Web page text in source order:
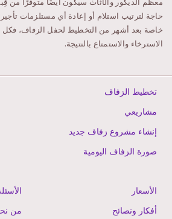
معظم الديكور والأثاث سيكون أيضًا متوفرًا من
حاجة لترتيب استلام أو إعادة أي مستلزمات
خاصة بعد أشهر من التخطيط لحفل الزفاف، فكل
الاسترخاء والاستمتاع بالنتيجة.
تخطيط الزفاف
مشاريعي
إنشاء مشروع زفاف جديد
صورة الزفاف اليومية
الأسعار
أفكار ونصائح
من